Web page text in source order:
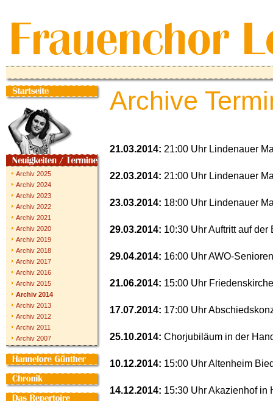
Archiv 2025
Archiv 2024
Archiv 2023
Archiv 2022
Archiv 2021
Archiv 2020
Archiv 2019
Archiv 2018
Archiv 2017
Archiv 2016
Archiv 2015
Archiv 2014
Archiv 2013
Archiv 2012
Archiv 2011
Archiv 2007
Archive
21.03.2014: 21:00 Uhr Lindenauer
22.03.2014: 21:00 Uhr Lindenauer
23.03.2014: 18:00 Uhr Lindenauer
29.03.2014: 10:30 Uhr Auftritt auf
29.04.2014: 16:00 Uhr AWO-
21.06.2014: 15:00 Uhr
17.07.2014: 17:00 Uhr
25.10.2014: Chorjubiläum in der
10.12.2014: 15:00 Uhr Altenheim
14.12.2014: 15:30 Uhr Akazienhof in